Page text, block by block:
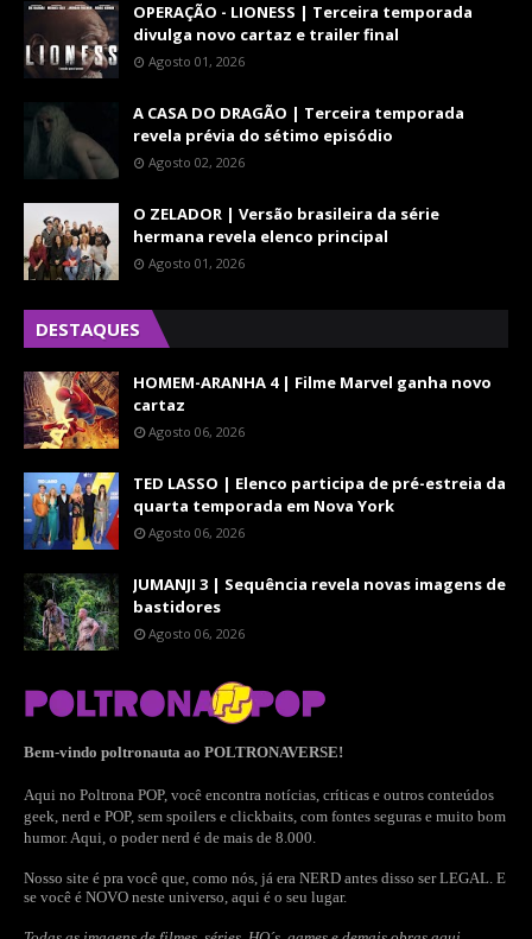
OPERAÇÃO - LIONESS | Terceira temporada
divulga novo cartaz e trailer final
Agosto 01, 2026
A CASA DO DRAGÃO | Terceira temporada
revela prévia do sétimo episódio
Agosto 02, 2026
O ZELADOR | Versão brasileira da série
hermana revela elenco principal
Agosto 01, 2026
DESTAQUES
HOMEM-ARANHA 4 | Filme Marvel ganha novo
cartaz
Agosto 06, 2026
TED LASSO | Elenco participa de pré-estreia da
quarta temporada em Nova York
Agosto 06, 2026
JUMANJI 3 | Sequência revela novas imagens de
bastidores
Agosto 06, 2026
Bem-vindo poltronauta ao POLTRONAVERSE!
Aqui no Poltrona POP, você encontra notícias, críticas e outros conteúdos
geek, nerd e POP, sem spoilers e clickbaits, com fontes seguras e muito bom
humor. Aqui, o poder nerd é de mais de 8.000.
Nosso site é pra você que, como nós, já era NERD antes disso ser LEGAL. E
se você é NOVO neste universo, aqui é o seu lugar.